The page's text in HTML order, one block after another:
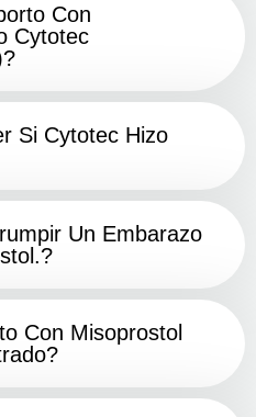
Con
Cytotec
Si Cytotec Hizo
Un Embarazo
Con Misoprostol